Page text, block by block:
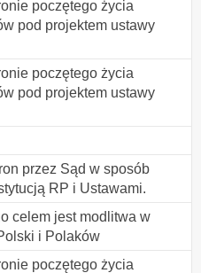
poczętego życia
pod projektem ustawy
poczętego życia
pod projektem ustawy
przez Sąd w sposób
RP i Ustawami.
celem jest modlitwa w
i Polaków
poczętego życia